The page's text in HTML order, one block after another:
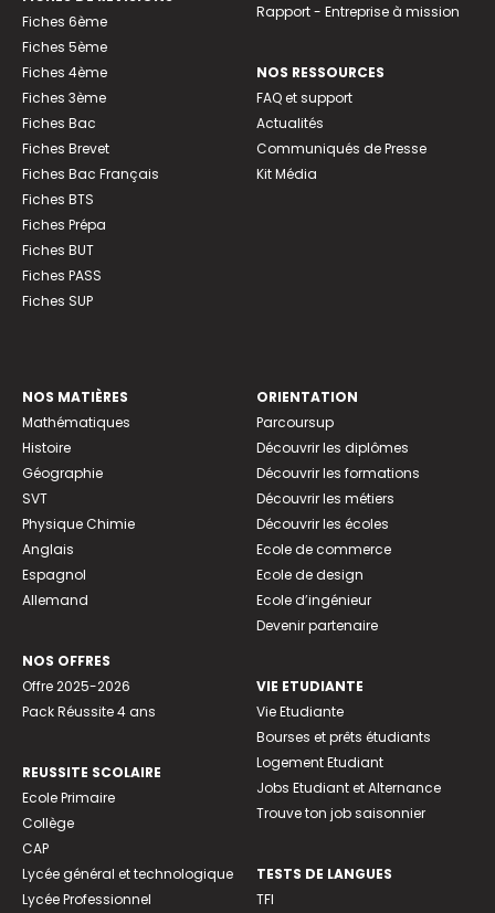
Fiches 6ème
Fiches 5ème
Fiches 4ème
Fiches 3ème
Fiches Bac
Fiches Brevet
Fiches Bac Français
Fiches BTS
Fiches Prépa
Fiches BUT
Fiches PASS
Fiches SUP
Rapport - Entreprise à mission
NOS RESSOURCES
FAQ et support
Actualités
Communiqués de Presse
Kit Média
NOS MATIÈRES
Mathématiques
Histoire
Géographie
SVT
Physique Chimie
Anglais
Espagnol
Allemand
NOS OFFRES
Offre 2025-2026
Pack Réussite 4 ans
REUSSITE SCOLAIRE
Ecole Primaire
Collège
CAP
Lycée général et technologique
Lycée Professionnel
ORIENTATION
Parcoursup
Découvrir les diplômes
Découvrir les formations
Découvrir les métiers
Découvrir les écoles
Ecole de commerce
Ecole de design
Ecole d’ingénieur
Devenir partenaire
VIE ETUDIANTE
Vie Etudiante
Bourses et prêts étudiants
Logement Etudiant
Jobs Etudiant et Alternance
Trouve ton job saisonnier
TESTS DE LANGUES
TFI